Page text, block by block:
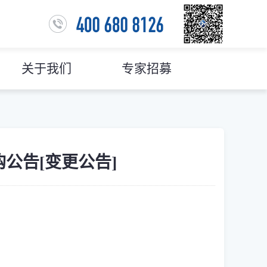
关于我们 专家招募
公告[变更公告]